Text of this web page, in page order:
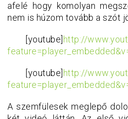
afelé hogy komolyan
nem is húzom tovább a szót
[youtube] http://
[youtube] http://
A szemfülesek meglepő